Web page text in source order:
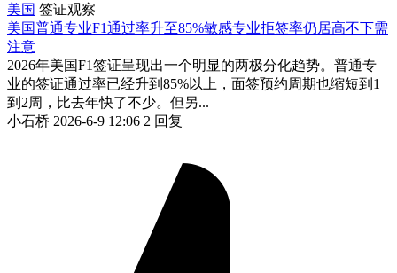
美国 签证观察
美国普通专业F1通过率升至85%敏感专业拒签率仍居高不下需
注意
2026年美国F1签证呈现出一个明显的两极分化趋势。普通专
业的签证通过率已经升到85%以上，面签预约周期也缩短到1
到2周，比去年快了不少。但另...
小石桥 2026-6-9 12:06 2 回复